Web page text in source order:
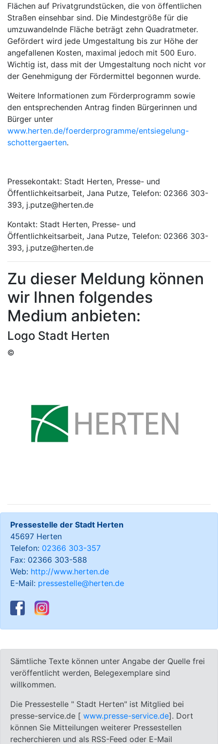
Flächen auf Privatgrundstücken, die von öffentlichen
Straßen einsehbar sind. Die Mindestgröße für die
umzuwandelnde Fläche beträgt zehn Quadratmeter.
Gefördert wird jede Umgestaltung bis zur Höhe der
angefallenen Kosten, maximal jedoch mit 500 Euro.
Wichtig ist, dass mit der Umgestaltung noch nicht vor
der Genehmigung der Fördermittel begonnen wurde.
Weitere Informationen zum Förderprogramm sowie
den entsprechenden Antrag finden Bürgerinnen und
Bürger unter
www.herten.de/foerderprogramme/entsiegelung-
schottergaerten.
Pressekontakt: Stadt Herten, Presse- und
Öffentlichkeitsarbeit, Jana Putze, Telefon: 02366 303-
393, j.putze@herten.de
Kontakt: Stadt Herten, Presse- und
Öffentlichkeitsarbeit, Jana Putze, Telefon: 02366 303-
393, j.putze@herten.de
Zu dieser Meldung können
wir Ihnen folgendes
Medium anbieten:
Logo Stadt Herten
©
Pressestelle der Stadt Herten
45697 Herten
Telefon: 02366 303-357
Fax: 02366 303-588
Web: http://www.herten.de
E-Mail: pressestelle@herten.de
Sämtliche Texte können unter Angabe der Quelle frei
veröffentlicht werden, Belegexemplare sind
willkommen.
Die Pressestelle " Stadt Herten" ist Mitglied bei
presse-service.de [ www.presse-service.de]. Dort
können Sie Mitteilungen weiterer Pressestellen
recherchieren und als RSS-Feed oder E-Mail